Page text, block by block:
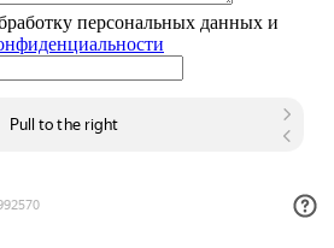
персональных данных и